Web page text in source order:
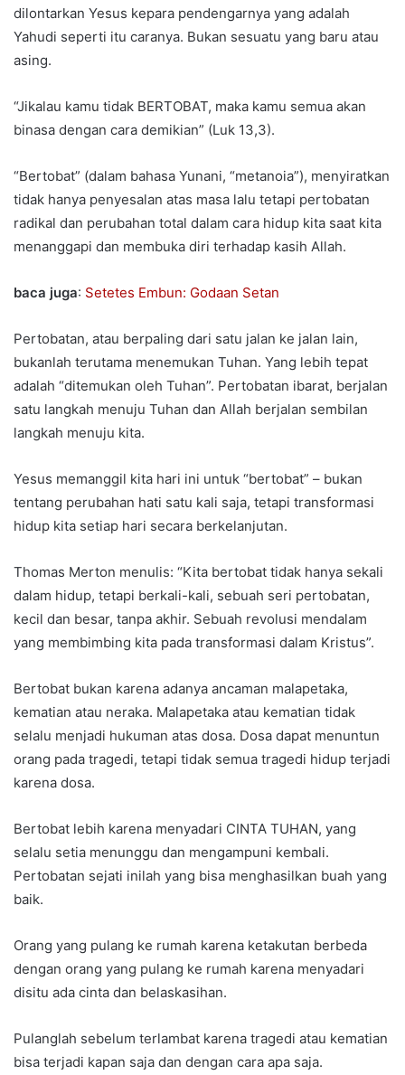
dilontarkan Yesus kepara pendengarnya yang adalah
Yahudi seperti itu caranya. Bukan sesuatu yang baru atau
asing.
“Jikalau kamu tidak BERTOBAT, maka kamu semua akan
binasa dengan cara demikian” (Luk 13,3).
“Bertobat” (dalam bahasa Yunani, “metanoia”), menyiratkan
tidak hanya penyesalan atas masa lalu tetapi pertobatan
radikal dan perubahan total dalam cara hidup kita saat kita
menanggapi dan membuka diri terhadap kasih Allah.
baca juga: Setetes Embun: Godaan Setan
Pertobatan, atau berpaling dari satu jalan ke jalan lain,
bukanlah terutama menemukan Tuhan. Yang lebih tepat
adalah “ditemukan oleh Tuhan”. Pertobatan ibarat, berjalan
satu langkah menuju Tuhan dan Allah berjalan sembilan
langkah menuju kita.
Yesus memanggil kita hari ini untuk “bertobat” – bukan
tentang perubahan hati satu kali saja, tetapi transformasi
hidup kita setiap hari secara berkelanjutan.
Thomas Merton menulis: “Kita bertobat tidak hanya sekali
dalam hidup, tetapi berkali-kali, sebuah seri pertobatan,
kecil dan besar, tanpa akhir. Sebuah revolusi mendalam
yang membimbing kita pada transformasi dalam Kristus”.
Bertobat bukan karena adanya ancaman malapetaka,
kematian atau neraka. Malapetaka atau kematian tidak
selalu menjadi hukuman atas dosa. Dosa dapat menuntun
orang pada tragedi, tetapi tidak semua tragedi hidup terjadi
karena dosa.
Bertobat lebih karena menyadari CINTA TUHAN, yang
selalu setia menunggu dan mengampuni kembali.
Pertobatan sejati inilah yang bisa menghasilkan buah yang
baik.
Orang yang pulang ke rumah karena ketakutan berbeda
dengan orang yang pulang ke rumah karena menyadari
disitu ada cinta dan belaskasihan.
Pulanglah sebelum terlambat karena tragedi atau kematian
bisa terjadi kapan saja dan dengan cara apa saja.